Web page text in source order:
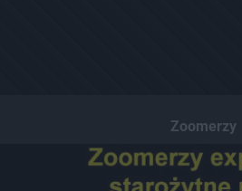
Zoomerzy